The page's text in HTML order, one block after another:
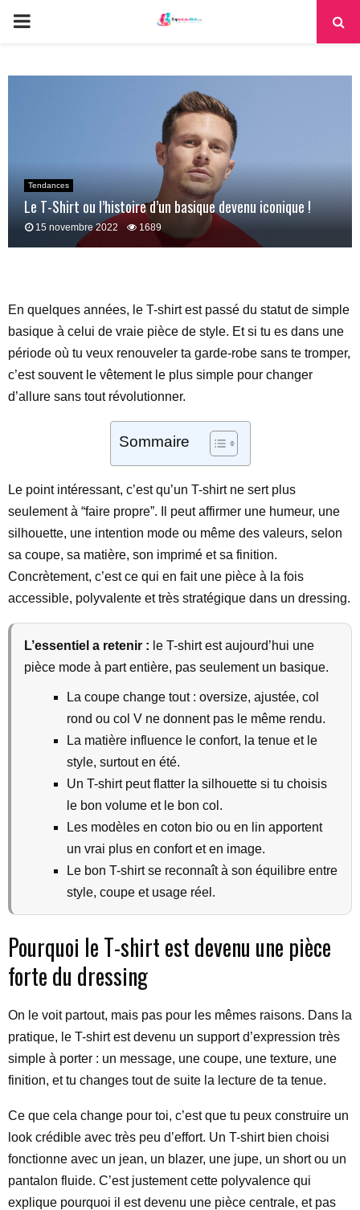
PRIMARY
Tendances
Le T-Shirt ou l’histoire d’un basique devenu iconique !
15 novembre 2022 1689
En quelques années, le T-shirt est passé du statut de simple
basique à celui de vraie pièce de style. Et si tu es dans une
période où tu veux renouveler ta garde-robe sans te tromper,
c’est souvent le vêtement le plus simple pour changer
d’allure sans tout révolutionner.
Sommaire
Le point intéressant, c’est qu’un T-shirt ne sert plus
seulement à “faire propre”. Il peut affirmer une humeur, une
silhouette, une intention mode ou même des valeurs, selon
sa coupe, sa matière, son imprimé et sa finition.
Concrètement, c’est ce qui en fait une pièce à la fois
accessible, polyvalente et très stratégique dans un dressing.
L’essentiel a retenir : le T-shirt est aujourd’hui une
pièce mode à part entière, pas seulement un basique.
La coupe change tout : oversize, ajustée, col
rond ou col V ne donnent pas le même rendu.
La matière influence le confort, la tenue et le
style, surtout en été.
Un T-shirt peut flatter la silhouette si tu choisis
le bon volume et le bon col.
Les modèles en coton bio ou en lin apportent
un vrai plus en confort et en image.
Le bon T-shirt se reconnaît à son équilibre entre
style, coupe et usage réel.
Pourquoi le T-shirt est devenu une pièce
forte du dressing
On le voit partout, mais pas pour les mêmes raisons. Dans la
pratique, le T-shirt est devenu un support d’expression très
simple à porter : un message, une coupe, une texture, une
finition, et tu changes tout de suite la lecture de ta tenue.
Ce que cela change pour toi, c’est que tu peux construire un
look crédible avec très peu d’effort. Un T-shirt bien choisi
fonctionne avec un jean, un blazer, une jupe, un short ou un
pantalon fluide. C’est justement cette polyvalence qui
explique pourquoi il est devenu une pièce centrale, et pas